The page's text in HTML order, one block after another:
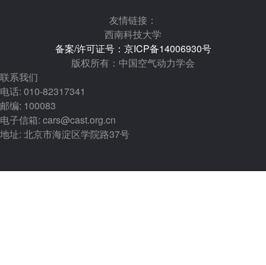
友情链接：
西南科技大学
备案/许可证号：京ICP备14006930号
版权所有：中国空气动力学会
联系我们
电话: 010-82317341
邮编: 100083
电子信箱: cars@cast.org.cn
地址: 北京市海淀区学院路37号